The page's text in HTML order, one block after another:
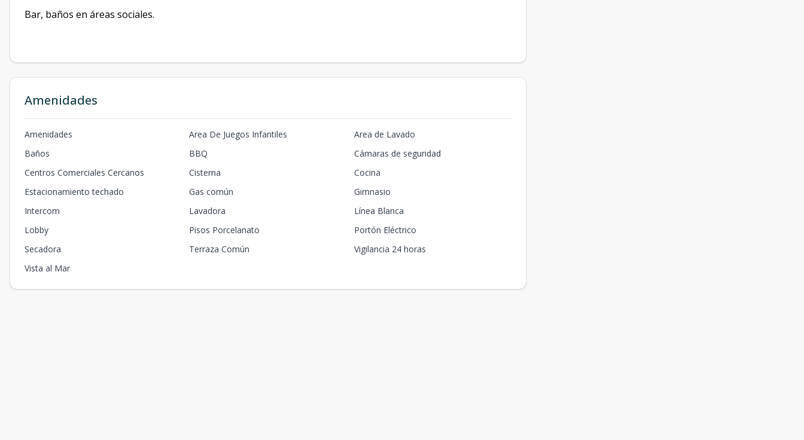
Bar, baños en áreas sociales.
Amenidades
Amenidades Area De Juegos Infantiles
Area de Lavado
Baños
BBQ
Cámaras de seguridad
Centros Comerciales Cercanos
Cisterna
Cocina
Estacionamiento techado
Gas común
Gimnasio
Intercom
Lavadora
Línea Blanca
Lobby
Pisos Porcelanato
Portón Eléctrico
Secadora
Terraza Común
Vigilancia 24 horas
Vista al Mar